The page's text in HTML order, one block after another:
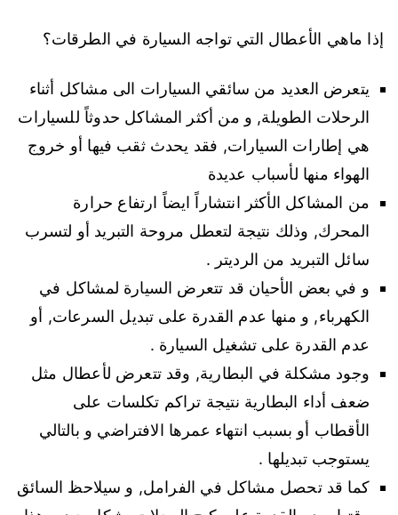
إذا ماهي الأعطال التي تواجه السيارة في الطرقات؟
يتعرض العديد من سائقي السيارات الى مشاكل أثناء
الرحلات الطويلة, و من أكثر المشاكل حدوثاً للسيارات
هي إطارات السيارات, فقد يحدث ثقب فيها أو خروج
الهواء منها لأسباب عديدة
من المشاكل الأكثر انتشاراً ايضاً ارتفاع حرارة
المحرك, وذلك نتيجة لتعطل مروحة التبريد أو لتسرب
سائل التبريد من الرديتر .
و في بعض الأحيان قد تتعرض السيارة لمشاكل في
الكهرباء, و منها عدم القدرة على تبديل السرعات, أو
عدم القدرة على تشغيل السيارة .
وجود مشكلة في البطارية, وقد تتعرض لأعطال مثل
ضعف أداء البطارية نتيجة تراكم تكلسات على
الأقطاب أو بسبب انتهاء عمرها الافتراضي و بالتالي
يستوجب تبديلها .
كما قد تحصل مشاكل في الفرامل, و سيلاحظ السائق